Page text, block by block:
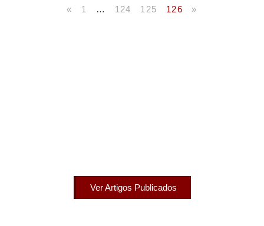
« 1 … 124 125 126 »
Ver Artigos Publicados